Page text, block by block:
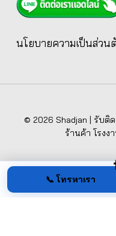
นโยบายความเป็นส่วน
📞 โทรหาเรา
© 2026 Shadjan | รับติ
ร้านค้า โรงง